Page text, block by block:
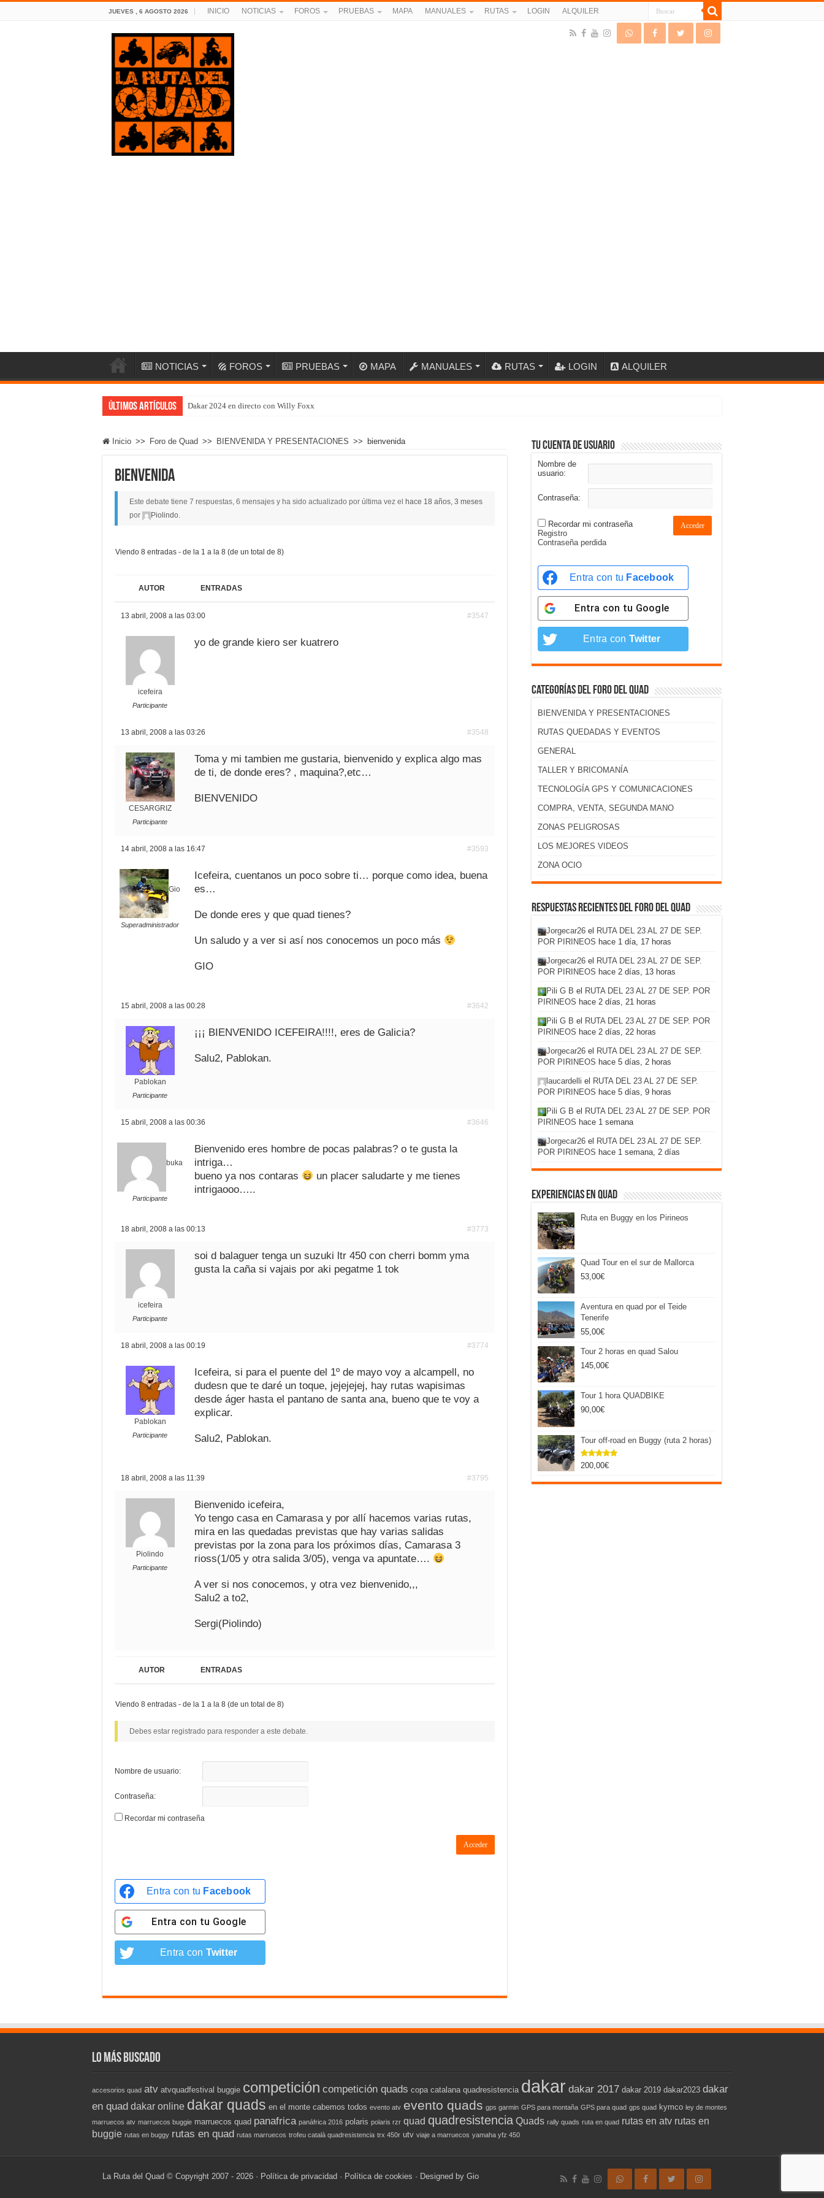
JUEVES , 6 AGOSTO 2026 INICIO NOTICIAS FOROS PRUEBAS MAPA MANUALES RUTAS LOGIN ALQUILER
NOTICIAS FOROS PRUEBAS MAPA MANUALES RUTAS LOGIN ALQUILER
Últimos artículos Dakar 2024 en directo con Willy Foxx
Inicio >> Foro de Quad >> BIENVENIDA Y PRESENTACIONES >> bienvenida
bienvenida
Este debate tiene 7 respuestas, 6 mensajes y ha sido actualizado por última vez el
hace 18 años, 3 meses
por
Piolindo.
Viendo 8 entradas - de la 1 a la 8 (de un total de 8)
AUTOR ENTRADAS
13 abril, 2008 a las 03:00 #3547
icefeira
Participante
yo de grande kiero ser kuatrero
13 abril, 2008 a las 03:26 #3548
CESARGRIZ
Participante
Toma y mi tambien me gustaria, bienvenido y explica algo mas
de ti, de donde eres? , maquina?,etc…
BIENVENIDO
14 abril, 2008 a las 16:47 #3593
Gio
Superadministrador
Icefeira, cuentanos un poco sobre ti… porque como idea, buena
es…
De donde eres y que quad tienes?
Un saludo y a ver si así nos conocemos un poco más
GIO
15 abril, 2008 a las 00:28 #3642
Pablokan
Participante
¡¡¡ BIENVENIDO ICEFEIRA!!!!, eres de Galicia?
Salu2, Pablokan.
15 abril, 2008 a las 00:36 #3646
buka
Participante
Bienvenido eres hombre de pocas palabras? o te gusta la
intriga…
bueno ya nos contaras
un placer saludarte y me tienes
intrigaooo…..
18 abril, 2008 a las 00:13 #3773
icefeira
Participante
soi d balaguer tenga un suzuki ltr 450 con cherri bomm yma
gusta la caña si vajais por aki pegatme 1 tok
18 abril, 2008 a las 00:19 #3774
Pablokan
Participante
Icefeira, si para el puente del 1º de mayo voy a alcampell, no
dudesn que te daré un toque, jejejejej, hay rutas wapisimas
desde áger hasta el pantano de santa ana, bueno que te voy a
explicar.
Salu2, Pablokan.
18 abril, 2008 a las 11:39 #3795
Piolindo
Participante
Bienvenido icefeira,
Yo tengo casa en Camarasa y por allí hacemos varias rutas,
mira en las quedadas previstas que hay varias salidas
previstas por la zona para los próximos días, Camarasa 3
rioss(1/05 y otra salida 3/05), venga va apuntate….
A ver si nos conocemos, y otra vez bienvenido,,,
Salu2 a to2,
Sergi(Piolindo)
AUTOR ENTRADAS
Viendo 8 entradas - de la 1 a la 8 (de un total de 8)
Debes estar registrado para responder a este debate.
Nombre de usuario:
Contraseña:
Recordar mi contraseña
Acceder
Entra con tu Facebook
Entra con tu Google
Entra con Twitter
Tu cuenta de usuario
Nombre de
usuario:
Contraseña:
Recordar mi contraseña Acceder
Registro
Contraseña perdida
Entra con tu Facebook
Entra con tu Google
Entra con Twitter
Categorías del foro del Quad
BIENVENIDA Y PRESENTACIONES
RUTAS QUEDADAS Y EVENTOS
GENERAL
TALLER Y BRICOMANÍA
TECNOLOGÍA GPS Y COMUNICACIONES
COMPRA, VENTA, SEGUNDA MANO
ZONAS PELIGROSAS
LOS MEJORES VIDEOS
ZONA OCIO
Respuestas recientes del foro del Quad
Jorgecar26 el RUTA DEL 23 AL 27 DE SEP.
POR PIRINEOS hace 1 día, 17 horas
Jorgecar26 el RUTA DEL 23 AL 27 DE SEP.
POR PIRINEOS hace 2 días, 13 horas
Pili G B el RUTA DEL 23 AL 27 DE SEP. POR
PIRINEOS hace 2 días, 21 horas
Pili G B el RUTA DEL 23 AL 27 DE SEP. POR
PIRINEOS hace 2 días, 22 horas
Jorgecar26 el RUTA DEL 23 AL 27 DE SEP.
POR PIRINEOS hace 5 días, 2 horas
laucardelli el RUTA DEL 23 AL 27 DE SEP.
POR PIRINEOS hace 5 días, 9 horas
Pili G B el RUTA DEL 23 AL 27 DE SEP. POR
PIRINEOS hace 1 semana
Jorgecar26 el RUTA DEL 23 AL 27 DE SEP.
POR PIRINEOS hace 1 semana, 2 días
Experiencias en Quad
Ruta en Buggy en los Pirineos
Quad Tour en el sur de Mallorca
53,00€
Aventura en quad por el Teide
Tenerife
55,00€
Tour 2 horas en quad Salou
145,00€
Tour 1 hora QUADBIKE
90,00€
Tour off-road en Buggy (ruta 2 horas)
Valorado
de 5
200,00€
Lo más buscado
accesorios quad atv atvquadfestival buggie competición competición quads copa catalana quadresistencia dakar dakar 2017 dakar 2019 dakar2023 dakar
en quad dakar online dakar quads en el monte cabemos todos evento atv evento quads gps garmin GPS para montaña GPS para quad gps quad kymco ley de montes
marruecos atv marruecos buggie marruecos quad panafrica panáfrica 2016 polaris polaris rzr quad quadresistencia Quads rally quads ruta en quad rutas en atv rutas en
buggie rutas en buggy rutas en quad rutas marruecos trofeu català quadresistencia trx 450r utv viaje a marruecos yamaha yfz 450
La Ruta del Quad © Copyright 2007 - 2026 · Política de privacidad · Política de cookies · Designed by Gio